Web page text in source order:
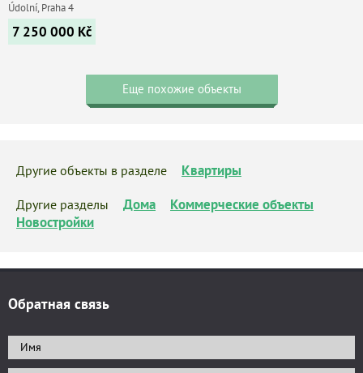
Údolní, Praha 4
7 250 000 Kč
Еще похожие объекты
Другие объекты в разделе Квартиры
Другие разделы Дома
Коммерческие объекты
Новостройки
Обратная связь